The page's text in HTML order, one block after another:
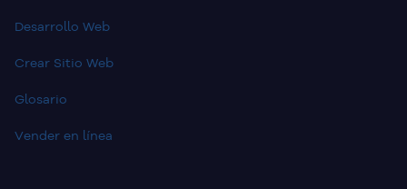
Desarrollo Web
Crear Sitio Web
Glosario
Vender en línea